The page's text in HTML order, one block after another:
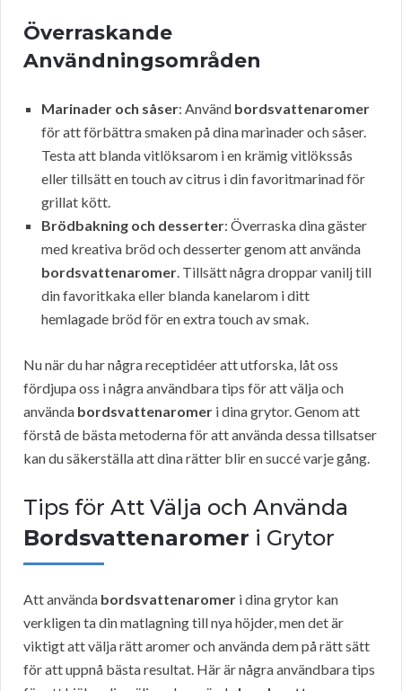
Överraskande
Användningsområden
Marinader och såser: Använd bordsvattenaromer
för att förbättra smaken på dina marinader och såser.
Testa att blanda vitlöksarom i en krämig vitlökssås
eller tillsätt en touch av citrus i din favoritmarinad för
grillat kött.
Brödbakning och desserter: Överraska dina gäster
med kreativa bröd och desserter genom att använda
bordsvattenaromer. Tillsätt några droppar vanilj till
din favoritkaka eller blanda kanelarom i ditt
hemlagade bröd för en extra touch av smak.
Nu när du har några receptidéer att utforska, låt oss
fördjupa oss i några användbara tips för att välja och
använda bordsvattenaromer i dina grytor. Genom att
förstå de bästa metoderna för att använda dessa tillsatser
kan du säkerställa att dina rätter blir en succé varje gång.
Tips för Att Välja och Använda
Bordsvattenaromer i Grytor
Att använda bordsvattenaromer i dina grytor kan
verkligen ta din matlagning till nya höjder, men det är
viktigt att välja rätt aromer och använda dem på rätt sätt
för att uppnå bästa resultat. Här är några användbara tips